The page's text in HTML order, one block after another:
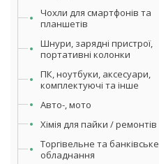
Чохли для смартфонів та
планшетів
Шнури, зарядні пристрої,
портативні колонки
ПК, ноутбуки, аксесуари,
комплектуючі та інше
Авто-, мото
Хімія для пайки / ремонтів
Торгівельне та банківське
обладнання